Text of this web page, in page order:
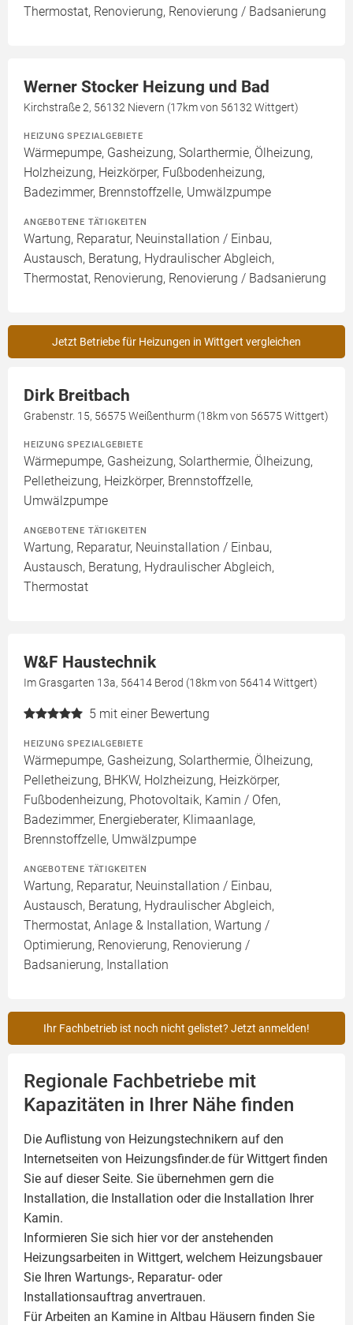
Thermostat, Renovierung, Renovierung / Badsanierung
Werner Stocker Heizung und Bad
Kirchstraße 2, 56132 Nievern (17km von 56132 Wittgert)
HEIZUNG SPEZIALGEBIETE
Wärmepumpe, Gasheizung, Solarthermie, Ölheizung,
Holzheizung, Heizkörper, Fußbodenheizung,
Badezimmer, Brennstoffzelle, Umwälzpumpe
ANGEBOTENE TÄTIGKEITEN
Wartung, Reparatur, Neuinstallation / Einbau,
Austausch, Beratung, Hydraulischer Abgleich,
Thermostat, Renovierung, Renovierung / Badsanierung
Jetzt Betriebe für Heizungen in Wittgert vergleichen
Dirk Breitbach
Grabenstr. 15, 56575 Weißenthurm (18km von 56575 Wittgert)
HEIZUNG SPEZIALGEBIETE
Wärmepumpe, Gasheizung, Solarthermie, Ölheizung,
Pelletheizung, Heizkörper, Brennstoffzelle,
Umwälzpumpe
ANGEBOTENE TÄTIGKEITEN
Wartung, Reparatur, Neuinstallation / Einbau,
Austausch, Beratung, Hydraulischer Abgleich,
Thermostat
W&F Haustechnik
Im Grasgarten 13a, 56414 Berod (18km von 56414 Wittgert)
5 mit einer Bewertung
HEIZUNG SPEZIALGEBIETE
Wärmepumpe, Gasheizung, Solarthermie, Ölheizung,
Pelletheizung, BHKW, Holzheizung, Heizkörper,
Fußbodenheizung, Photovoltaik, Kamin / Ofen,
Badezimmer, Energieberater, Klimaanlage,
Brennstoffzelle, Umwälzpumpe
ANGEBOTENE TÄTIGKEITEN
Wartung, Reparatur, Neuinstallation / Einbau,
Austausch, Beratung, Hydraulischer Abgleich,
Thermostat, Anlage & Installation, Wartung /
Optimierung, Renovierung, Renovierung /
Badsanierung, Installation
Ihr Fachbetrieb ist noch nicht gelistet? Jetzt anmelden!
Regionale Fachbetriebe mit
Kapazitäten in Ihrer Nähe finden
Die Auflistung von Heizungstechnikern auf den
Internetseiten von Heizungsfinder.de für Wittgert finden
Sie auf dieser Seite. Sie übernehmen gern die
Installation, die Installation oder die Installation Ihrer
Kamin.
Informieren Sie sich hier vor der anstehenden
Heizungsarbeiten in Wittgert, welchem Heizungsbauer
Sie Ihren Wartungs-, Reparatur- oder
Installationsauftrag anvertrauen.
Für Arbeiten an Kamine in Altbau Häusern finden Sie